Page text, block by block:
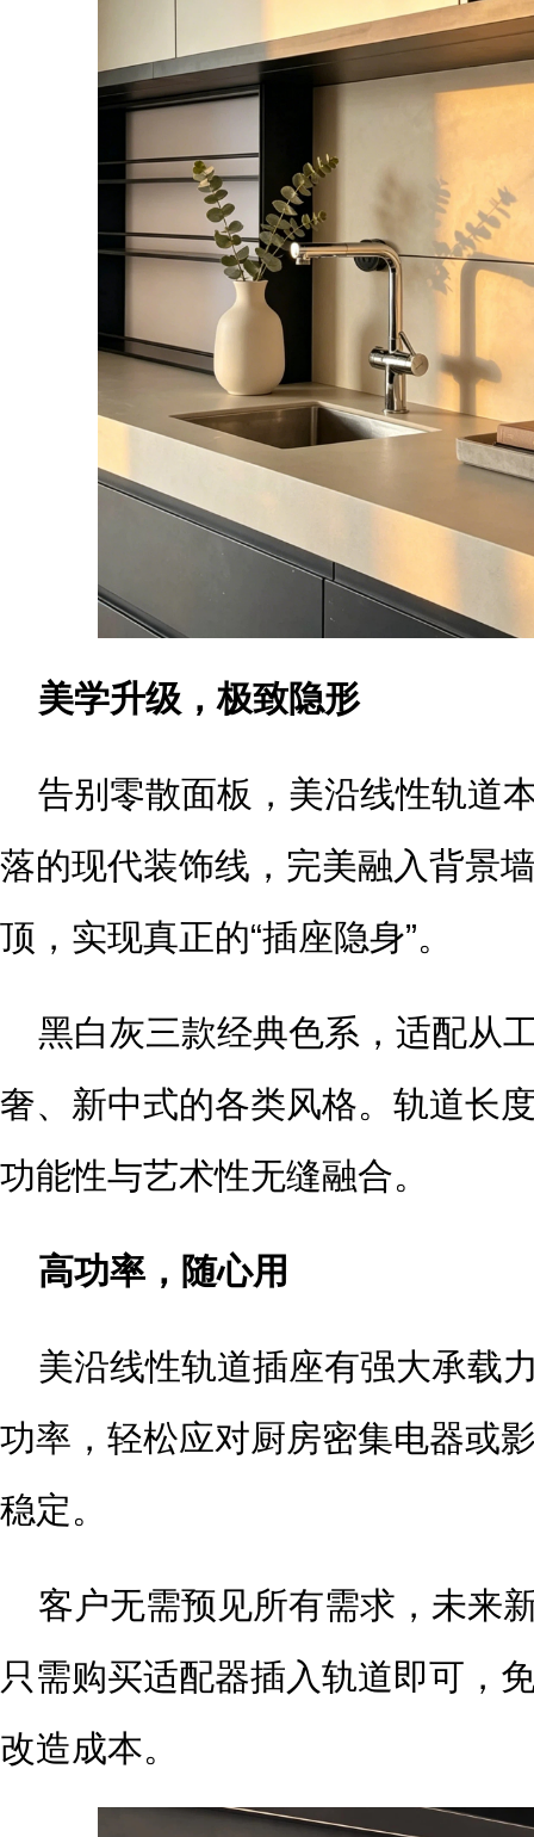
美学升级，极致隐形
告别零散面板，美沿线性轨道
落的现代装饰线，完美融入背景
顶，实现真正的“插座隐身”。
黑白灰三款经典色系，适配从
奢、新中式的各类风格。轨道长
功能性与艺术性无缝融合。
高功率，随心用
美沿线性轨道插座有强大承载
功率，轻松应对厨房密集电器或
稳定。
客户无需预见所有需求，未来
只需购买适配器插入轨道即可，
改造成本。